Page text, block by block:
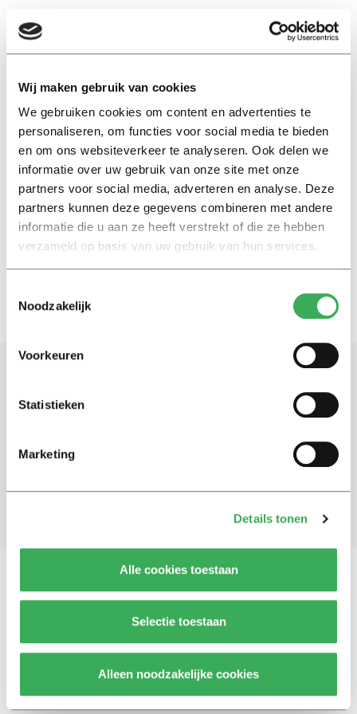
Wij maken gebruik van cookies
We gebruiken cookies om content en advertenties te
personaliseren, om functies voor social media te bieden
en om ons websiteverkeer te analyseren. Ook delen we
informatie over uw gebruik van onze site met onze
partners voor social media, adverteren en analyse. Deze
partners kunnen deze gegevens combineren met andere
informatie die u aan ze heeft verstrekt of die ze hebben
verzameld op basis van uw gebruik van hun services.
Noodzakelijk
Voorkeuren
Statistieken
Marketing
Details tonen
Alle cookies toestaan
Selectie toestaan
Alleen noodzakelijke cookies
EN
climate change
International
‘Trump leaving the Paris
climate agreement isn’t all bad
news’
02 juni 2017
Blijf op de hoogte. Meld je aan voor de nieuwsbrief van
Aanmelden
Vragen, opmerkingen of tips?
© 2026 -Over ons Disclaimer Adverteren Werken bij Contact